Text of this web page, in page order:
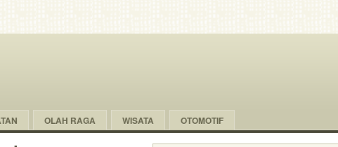
OLAH RAGA WISATA OTOMOTIF